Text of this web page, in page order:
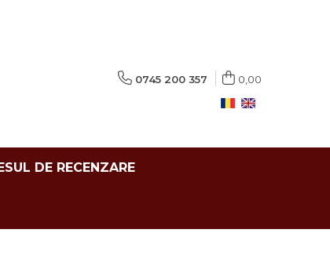
0745 200 357 0,00
DE RECENZARE